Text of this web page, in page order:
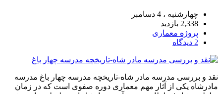
چهارشنبه ، 4 دسامبر
2,338 بازدید
پروژه معماری
2 دیدگاه
نقد و بررسی مدرسه مادر شاه-تاریخچه مدرسه چهار باغ مدرسه
مادرشاه یکی از آثار مهم معماری دوره صفوی است که در زمان